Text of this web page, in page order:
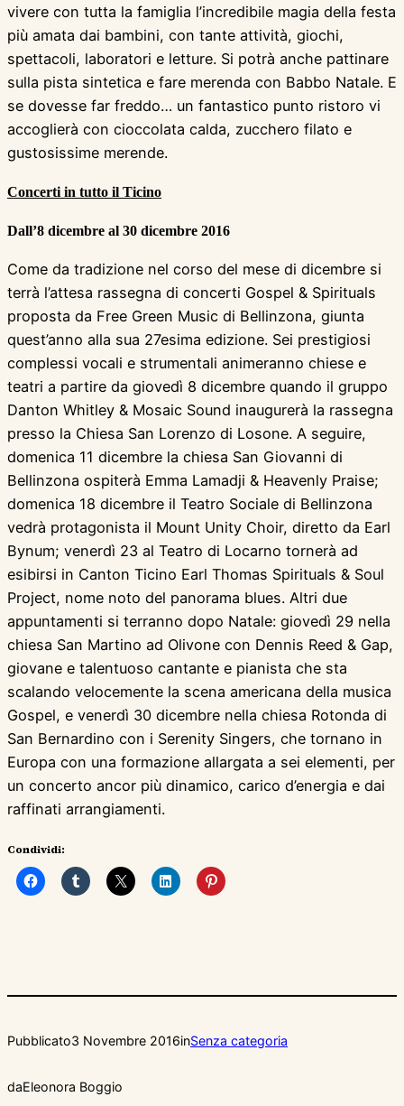
vivere con tutta la famiglia l’incredibile magia della festa
più amata dai bambini, con tante attività, giochi,
spettacoli, laboratori e letture. Si potrà anche pattinare
sulla pista sintetica e fare merenda con Babbo Natale. E
se dovesse far freddo… un fantastico punto ristoro vi
accoglierà con cioccolata calda, zucchero filato e
gustosissime merende.
Concerti in tutto il Ticino
Dall’8 dicembre al 30 dicembre 2016
Come da tradizione nel corso del mese di dicembre si
terrà l’attesa rassegna di concerti Gospel & Spirituals
proposta da Free Green Music di Bellinzona, giunta
quest’anno alla sua 27esima edizione. Sei prestigiosi
complessi vocali e strumentali animeranno chiese e
teatri a partire da giovedì 8 dicembre quando il gruppo
Danton Whitley & Mosaic Sound inaugurerà la rassegna
presso la Chiesa San Lorenzo di Losone. A seguire,
domenica 11 dicembre la chiesa San Giovanni di
Bellinzona ospiterà Emma Lamadji & Heavenly Praise;
domenica 18 dicembre il Teatro Sociale di Bellinzona
vedrà protagonista il Mount Unity Choir, diretto da Earl
Bynum; venerdì 23 al Teatro di Locarno tornerà ad
esibirsi in Canton Ticino Earl Thomas Spirituals & Soul
Project, nome noto del panorama blues. Altri due
appuntamenti si terranno dopo Natale: giovedì 29 nella
chiesa San Martino ad Olivone con Dennis Reed & Gap,
giovane e talentuoso cantante e pianista che sta
scalando velocemente la scena americana della musica
Gospel, e venerdì 30 dicembre nella chiesa Rotonda di
San Bernardino con i Serenity Singers, che tornano in
Europa con una formazione allargata a sei elementi, per
un concerto ancor più dinamico, carico d’energia e dai
raffinati arrangiamenti.
Condividi:
Pubblicato3 Novembre 2016inSenza categoria
daEleonora Boggio